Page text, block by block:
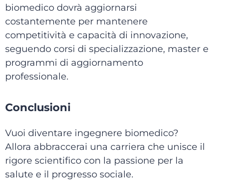
biomedico dovrà aggiornarsi
costantemente per mantenere
competitività e capacità di innovazione,
seguendo corsi di specializzazione, master e
programmi di aggiornamento
professionale.
Conclusioni
Vuoi diventare ingegnere biomedico?
Allora abbraccerai una carriera che unisce il
rigore scientifico con la passione per la
salute e il progresso sociale.